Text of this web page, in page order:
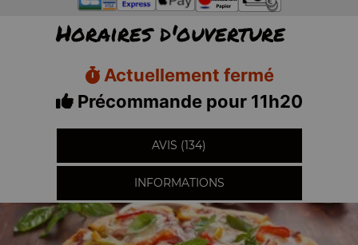
Horaires d'ouverture
Actuellement fermé
Précommande pour 11h20
AVIS (134)
INFORMATIONS